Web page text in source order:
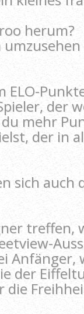
herum?
ELO-
der
mehr
der in
sich auch
treffen,
Anfänger,
der
die